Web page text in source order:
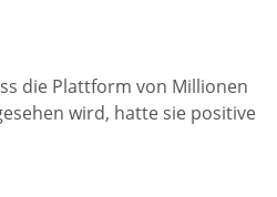
die Plattform von Millionen
wird, hatte sie positive